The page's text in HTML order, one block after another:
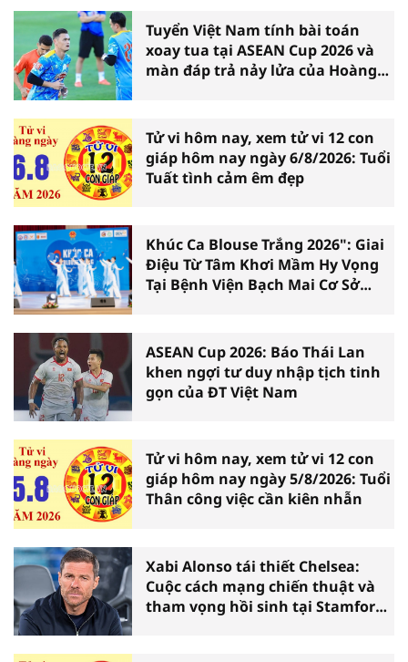
Tuyển Việt Nam tính bài toán
xoay tua tại ASEAN Cup 2026 và
màn đáp trả nảy lửa của Hoàng
Tử vi hôm nay, xem tử vi 12 con
giáp hôm nay ngày 6/8/2026: Tuổi
Tuất tình cảm êm đẹp
Khúc Ca Blouse Trắng 2026": Giai
Điệu Từ Tâm Khơi Mầm Hy Vọng
Tại Bệnh Viện Bạch Mai Cơ Sở
ASEAN Cup 2026: Báo Thái Lan
khen ngợi tư duy nhập tịch tinh
gọn của ĐT Việt Nam
Tử vi hôm nay, xem tử vi 12 con
giáp hôm nay ngày 5/8/2026: Tuổi
Thân công việc cần kiên nhẫn
Xabi Alonso tái thiết Chelsea:
Cuộc cách mạng chiến thuật và
tham vọng hồi sinh tại Stamford